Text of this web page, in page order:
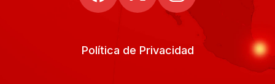
Política de Privacidad